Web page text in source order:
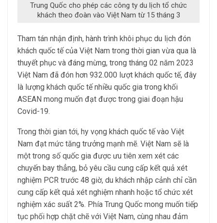
Trung Quốc cho phép các công ty du lịch tổ chức
khách theo đoàn vào Việt Nam từ 15 tháng 3
Tham tán nhận định, hành trình khôi phục du lịch đón
khách quốc tế của Việt Nam trong thời gian vừa qua là
thuyết phục và đáng mừng, trong tháng 02 năm 2023
Việt Nam đã đón hơn 932.000 lượt khách quốc tế, đây
là lượng khách quốc tế nhiều quốc gia trong khối
ASEAN mong muốn đạt được trong giai đoạn hậu
Covid-19.
Trong thời gian tới, hy vọng khách quốc tế vào Việt
Nam đạt mức tăng trưởng mạnh mẽ. Việt Nam sẽ là
một trong số quốc gia được ưu tiên xem xét các
chuyến bay thẳng, bỏ yêu cầu cung cấp kết quả xét
nghiệm PCR trước 48 giờ, du khách nhập cảnh chỉ cần
cung cấp kết quả xét nghiệm nhanh hoặc tổ chức xét
nghiệm xác suất 2%. Phía Trung Quốc mong muốn tiếp
tục phối hợp chặt chẽ với Việt Nam, cùng nhau đảm